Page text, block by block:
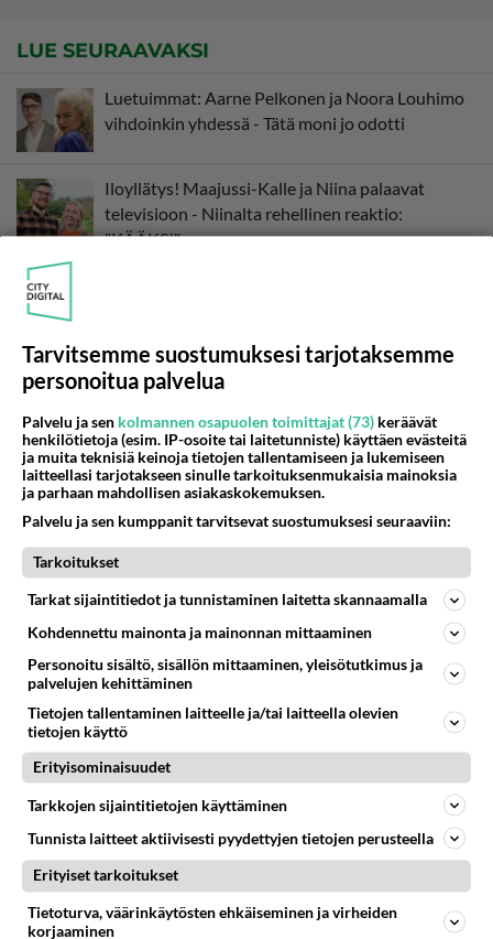
LUE SEURAAVAKSI
Luetuimmat: Aarne Pelkonen ja Noora Louhimo
vihdoinkin yhdessä - Tätä moni jo odotti
Iloyllätys! Maajussi-Kalle ja Niina palaavat
televisioon - Niinalta rehellinen reaktio:
"KÄÄKS!"
Vappu Pimiän lähtö ei ole ainoa iso muutos -
Mika Myllylä kuoli yksin omassa kodissaan -
Millainen mies oli palvottu urheilusankari?
Apu: Satu Silvo paljastaa - Näin rakkaus Reidar-
puolisoon syttyi
Tarvitsemme suostumuksesi tarjotaksemme
personoitua palvelua
Palvelu ja sen kolmannen osapuolen toimittajat (73) keräävät
henkilötietoja (esim. IP-osoite tai laitetunniste) käyttäen evästeitä
ja muita teknisiä keinoja tietojen tallentamiseen ja lukemiseen
laitteellasi tarjotakseen sinulle tarkoituksenmukaisia mainoksia
ja parhaan mahdollisen asiakaskokemuksen.
Palvelu ja sen kumppanit tarvitsevat suostumuksesi seuraaviin:
Tarkoitukset
Tarkat sijaintitiedot ja tunnistaminen laitetta skannaamalla
Kohdennettu mainonta ja mainonnan mittaaminen
Personoitu sisältö, sisällön mittaaminen, yleisötutkimus ja
palvelujen kehittäminen
Tietojen tallentaminen laitteelle ja/tai laitteella olevien
tietojen käyttö
Erityisominaisuudet
Tarkkojen sijaintitietojen käyttäminen
Tunnista laitteet aktiivisesti pyydettyjen tietojen perusteella
Erityiset tarkoitukset
Tietoturva, väärinkäytösten ehkäiseminen ja virheiden
korjaaminen